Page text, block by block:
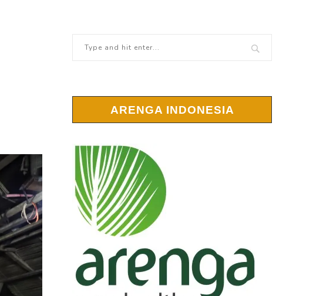
ARENGA INDONESIA